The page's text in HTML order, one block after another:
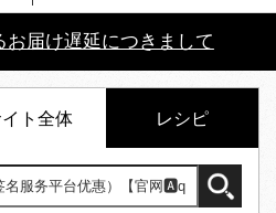
届け遅延につきまして
ト全体 レシピ